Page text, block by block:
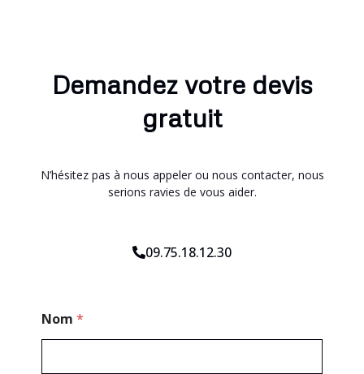
Demandez votre devis
gratuit
N’hésitez pas à nous appeler ou nous contacter, nous
serions ravies de vous aider.
09.75.18.12.30
Nom *